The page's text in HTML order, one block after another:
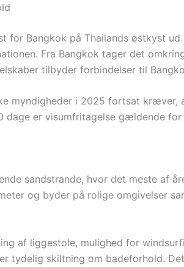
for Bangkok på Thailands østkyst
Fra Bangkok tager det
tilbyder forbindelser til
myndigheder i 2025 fortsat kræver,
dage er visumfritagelse gældende for
sandstrande, hvor det meste af
og byder på rolige omgivelser
af liggestole, mulighed for
tydelig skiltning om badeforhold.